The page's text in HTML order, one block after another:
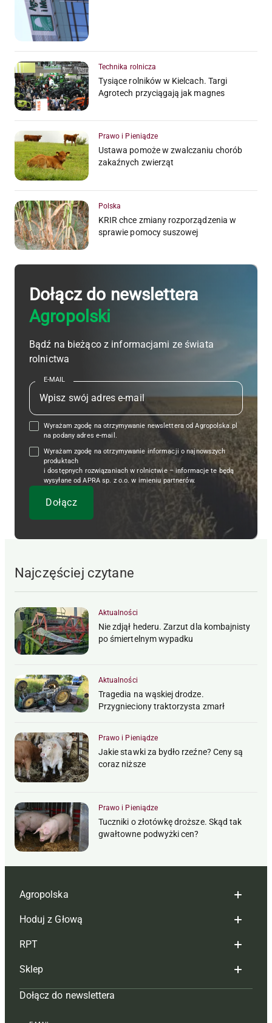
Technika rolnicza
Tysiące rolników w Kielcach. Targi
Agrotech przyciągają jak magnes
Prawo i Pieniądze
Ustawa pomoże w zwalczaniu chorób
zakaźnych zwierząt
Polska
KRIR chce zmiany rozporządzenia w
sprawie pomocy suszowej
Dołącz do newslettera
Agropolski
Bądź na bieżąco z informacjami ze świata
rolnictwa
E-MAIL
Wyrażam zgodę na otrzymywanie newslettera od Agropolska.pl
na podany adres e-mail.
Wyrażam zgodę na otrzymywanie informacji o najnowszych
produktach
i dostępnych rozwiązaniach w rolnictwie – informacje te będą
wysyłane od APRA sp. z o.o. w imieniu partnerów.
Najczęściej czytane
Aktualności
Nie zdjął hederu. Zarzut dla kombajnisty
po śmiertelnym wypadku
Aktualności
Tragedia na wąskiej drodze.
Przygnieciony traktorzysta zmarł
Prawo i Pieniądze
Jakie stawki za bydło rzeźne? Ceny są
coraz niższe
Prawo i Pieniądze
Tuczniki o złotówkę droższe. Skąd tak
gwałtowne podwyżki cen?
Agropolska
Redakcja
Reklama
Tagi
Mapa serwisu
Hoduj z Głową
Hoduj z głową bydło
Hoduj z głową świnie
Prenumerata
RPT
Redakcja
Prenumerata
Sklep
Czasopisma i prenumerata
Dołącz do newslettera